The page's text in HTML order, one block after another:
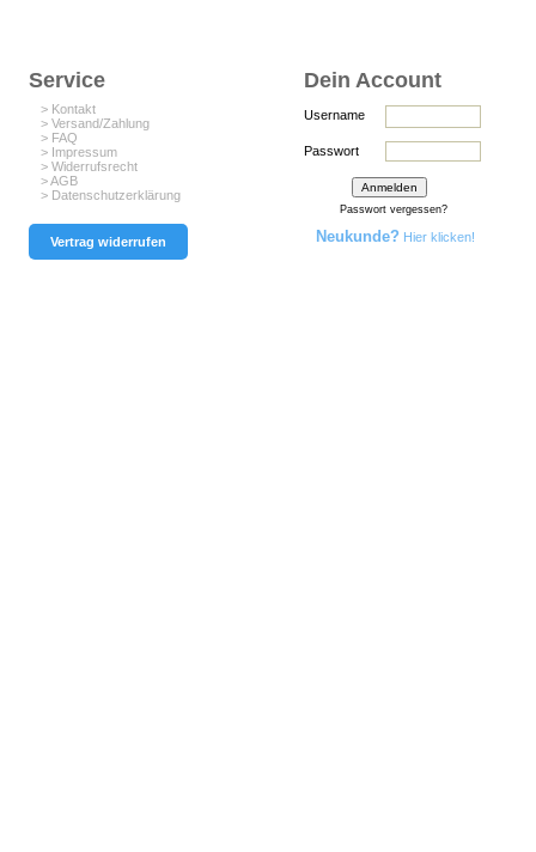
Service
> Kontakt
> Versand/Zahlung
> FAQ
> Impressum
> Widerrufsrecht
> AGB
> Datenschutzerklärung
Vertrag widerrufen
Dein Account
Username
Passwort
Passwort vergessen?
Neukunde? Hier klicken!